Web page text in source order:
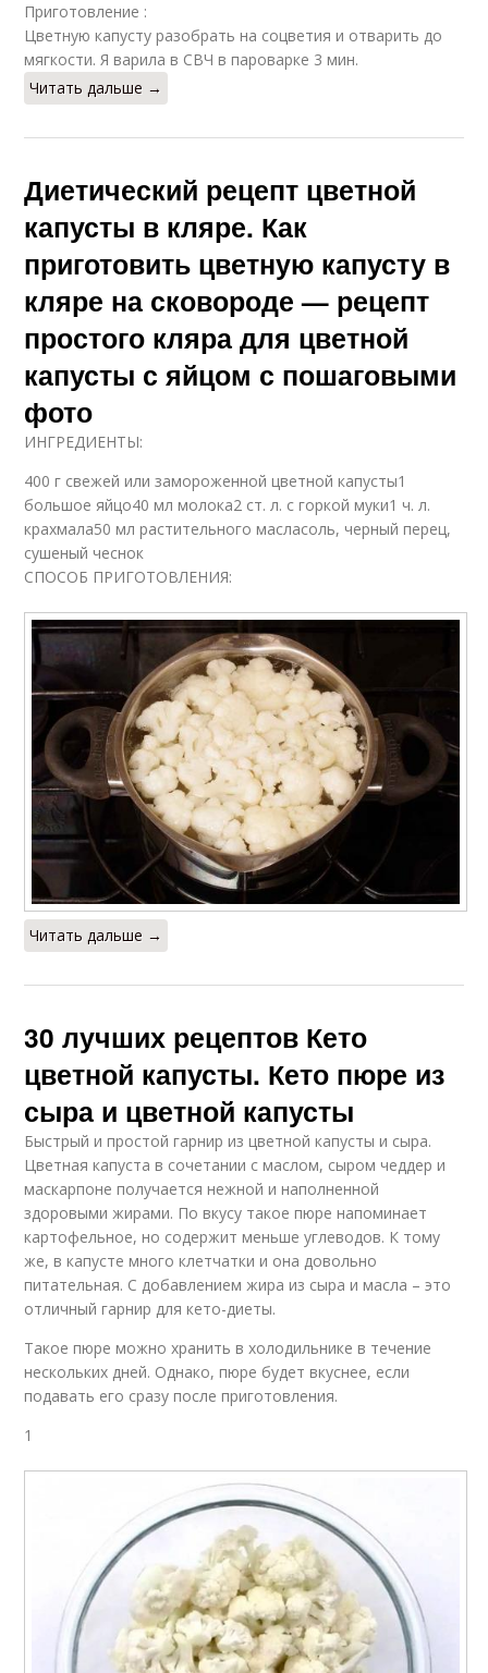
Приготовление :
Цветную капусту разобрать на соцветия и отварить до
мягкости. Я варила в СВЧ в пароварке 3 мин.
Читать дальше →
Диетический рецепт цветной
капусты в кляре. Как
приготовить цветную капусту в
кляре на сковороде — рецепт
простого кляра для цветной
капусты с яйцом с пошаговыми
фото
ИНГРЕДИЕНТЫ:
400 г свежей или замороженной цветной капусты1
большое яйцо40 мл молока2 ст. л. с горкой муки1 ч. л.
крахмала50 мл растительного масласоль, черный перец,
сушеный чеснок
СПОСОБ ПРИГОТОВЛЕНИЯ:
Читать дальше →
30 лучших рецептов Кето
цветной капусты. Кето пюре из
сыра и цветной капусты
Быстрый и простой гарнир из цветной капусты и сыра.
Цветная капуста в сочетании с маслом, сыром чеддер и
маскарпоне получается нежной и наполненной
здоровыми жирами. По вкусу такое пюре напоминает
картофельное, но содержит меньше углеводов. К тому
же, в капусте много клетчатки и она довольно
питательная. С добавлением жира из сыра и масла – это
отличный гарнир для кето-диеты.
Такое пюре можно хранить в холодильнике в течение
нескольких дней. Однако, пюре будет вкуснее, если
подавать его сразу после приготовления.
1